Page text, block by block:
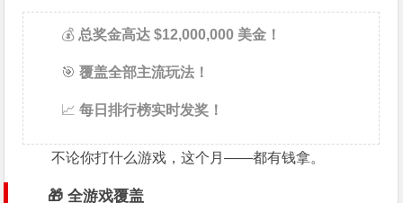
💰总奖金高达 $12,000,000 美金！
🎯覆盖全部主流玩法！
📈每日排行榜实时发奖！
不论你打什么游戏，这个月——都有钱拿。
🎁 全游戏覆盖